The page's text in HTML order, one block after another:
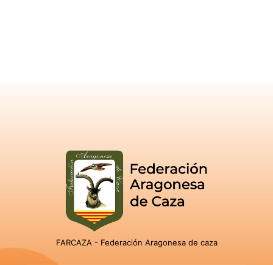
FARCAZA - Federación Aragonesa de caza